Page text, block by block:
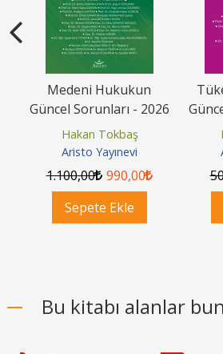
Medeni Hukukun
Güncel Sorunları - 2026
Hakan Tokbaş
Aristo Yayınevi
1.100,00 990,00
Sepete Ekle
Bu kitabı alanlar